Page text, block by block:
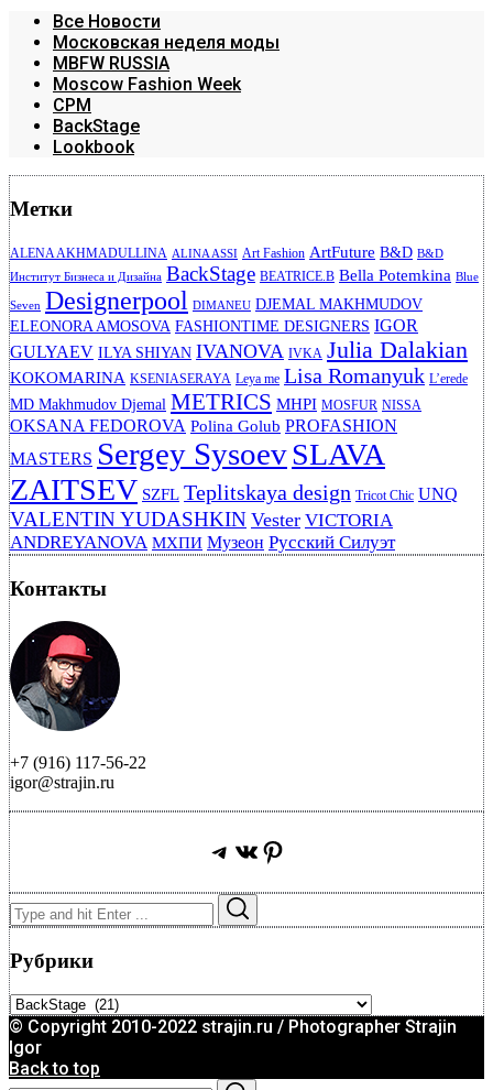
Все Новости
Московская неделя моды
MBFW RUSSIA
Moscow Fashion Week
CPM
BackStage
Lookbook
Метки
ALENA AKHMADULLINA ALINA ASSI Art Fashion ArtFuture B&D B&D
Институт Бизнеса и Дизайна BackStage BEATRICE.B Bella Potemkina Blue
Seven Designerpool DIMANEU DJEMAL MAKHMUDOV
ELEONORA AMOSOVA FASHIONTIME DESIGNERS IGOR
GULYAEV ILYA SHIYAN IVANOVA IVKA Julia Dalakian
KOKOMARINA KSENIASERAYA Leya me Lisa Romanyuk L’erede
MD Makhmudov Djemal METRICS MHPI MOSFUR NISSA
OKSANA FEDOROVA Polina Golub PROFASHION
MASTERS Sergey SysoevSLAVA
ZAITSEV SZFL Teplitskaya design Tricot Chic UNQ
VALENTIN YUDASHKIN Vester VICTORIA
ANDREYANOVA МХПИ Музеон Русский Силуэт
Контакты
+7 (916) 117-56-22
igor@strajin.ru
Telegram
ВКонтакте
Pinterest
Search
for:
Рубрики
Рубрики
© Copyright 2010-2022 strajin.ru / Photographer Strajin
Igor
Back to top